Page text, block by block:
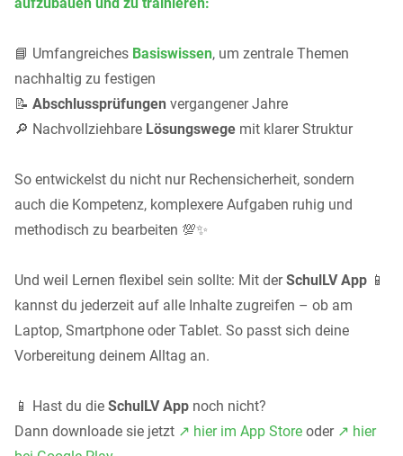
📘 Umfangreiches Basiswissen, um zentrale Themen
nachhaltig zu festigen
📝 Abschlussprüfungen vergangener Jahre
🔎 Nachvollziehbare Lösungswege mit klarer Struktur
So entwickelst du nicht nur Rechensicherheit, sondern
auch die Kompetenz, komplexere Aufgaben ruhig und
methodisch zu bearbeiten 💯✨
Und weil Lernen flexibel sein sollte: Mit derSchulLV App 📱
kannst du jederzeit auf alle Inhalte zugreifen – ob am
Laptop, Smartphone oder Tablet. So passt sich deine
Vorbereitung deinem Alltag an.
📱 Hast du die SchulLV App noch nicht?
Dann downloade sie jetzt ↗️ hier im App Store oder ↗️ hier